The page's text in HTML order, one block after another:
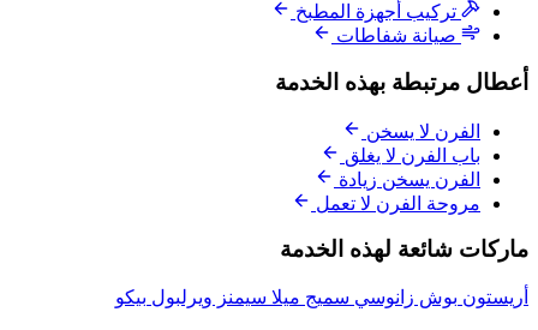
تركيب أجهزة المطبخ
صيانة شفاطات
أعطال مرتبطة بهذه الخدمة
الفرن لا يسخن
باب الفرن لا يغلق
الفرن يسخن زيادة
مروحة الفرن لا تعمل
ماركات شائعة لهذه الخدمة
أريستون بوش زانوسي سميج ميلا سيمنز ويرلبول بيكو